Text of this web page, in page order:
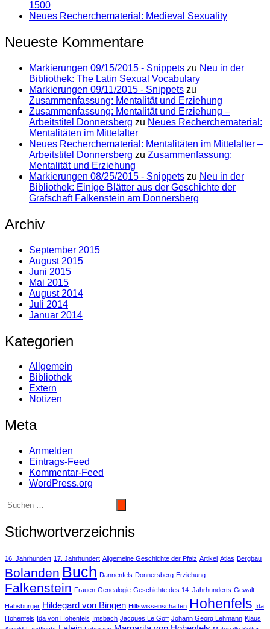
1500
Neues Recherchematerial: Medieval Sexuality
Neueste Kommentare
Markierungen 09/15/2015 - Snippets zu Neu in der
Bibliothek: The Latin Sexual Vocabulary
Markierungen 09/11/2015 - Snippets zu
Zusammenfassung: Mentalität und Erziehung
Zusammenfassung: Mentalität und Erziehung –
Arbeitstitel Donnersberg zu Neues Recherchematerial:
Mentalitäten im Mittelalter
Neues Recherchematerial: Mentalitäten im Mittelalter –
Arbeitstitel Donnersberg zu Zusammenfassung:
Mentalität und Erziehung
Markierungen 08/25/2015 - Snippets zu Neu in der
Bibliothek: Einige Blätter aus der Geschichte der
Grafschaft Falkenstein am Donnersberg
Archiv
September 2015
August 2015
Juni 2015
Mai 2015
August 2014
Juli 2014
Januar 2014
Kategorien
Allgemein
Bibliothek
Extern
Notizen
Meta
Anmelden
Eintrags-Feed
Kommentar-Feed
WordPress.org
Stichwortverzeichnis
16. Jahrhundert 17. Jahrhundert Allgemeine Geschichte der Pfalz Artikel Atlas Bergbau
Bolanden Buch Dannenfels Donnersberg Erziehung
Falkenstein Frauen Genealogie Geschichte des 14. Jahrhunderts Gewalt
Habsburger Hildegard von Bingen Hilfswissenschaften Hohenfels Ida
Hohenfels Ida von Hohenfels Imsbach Jacques Le Goff Johann Georg Lehmann Klaus